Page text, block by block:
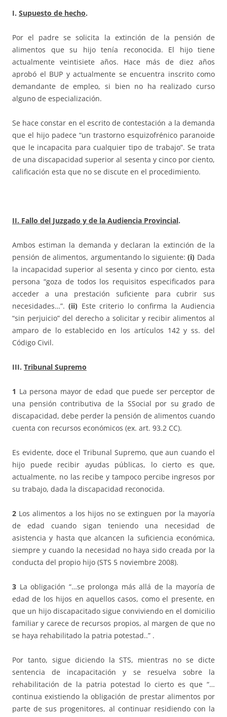
I. Supuesto de hecho.
Por el padre se solicita la extinción de la pensión de
alimentos que su hijo tenía reconocida. El hijo tiene
actualmente veintisiete años. Hace más de diez años
aprobó el BUP y actualmente se encuentra inscrito como
demandante de empleo, si bien no ha realizado curso
alguno de especialización.
Se hace constar en el escrito de contestación a la demanda
que el hijo padece “un trastorno esquizofrénico paranoide
que le incapacita para cualquier tipo de trabajo”. Se trata
de una discapacidad superior al sesenta y cinco por ciento,
calificación esta que no se discute en el procedimiento.
II. Fallo del Juzgado y de la Audiencia Provincial.
Ambos estiman la demanda y declaran la extinción de la
pensión de alimentos, argumentando lo siguiente:(i) Dada
la incapacidad superior al sesenta y cinco por ciento, esta
persona “goza de todos los requisitos especificados para
acceder a una prestación suficiente para cubrir sus
necesidades…”.(ii) Este criterio lo confirma la Audiencia
“sin perjuicio” del derecho a solicitar y recibir alimentos al
amparo de lo establecido en los artículos 142 y ss. del
Código Civil.
III. Tribunal Supremo
1 La persona mayor de edad que puede ser perceptor de
una pensión contributiva de la SSocial por su grado de
discapacidad, debe perder la pensión de alimentos cuando
cuenta con recursos económicos (ex. art. 93.2 CC).
Es evidente, doce el Tribunal Supremo, que aun cuando el
hijo puede recibir ayudas públicas, lo cierto es que,
actualmente, no las recibe y tampoco percibe ingresos por
su trabajo, dada la discapacidad reconocida.
2 Los alimentos a los hijos no se extinguen por la mayoría
de edad cuando sigan teniendo una necesidad de
asistencia y hasta que alcancen la suficiencia económica,
siempre y cuando la necesidad no haya sido creada por la
conducta del propio hijo (STS 5 noviembre 2008).
3 La obligación “…se prolonga más allá de la mayoría de
edad de los hijos en aquellos casos, como el presente, en
que un hijo discapacitado sigue conviviendo en el domicilio
familiar y carece de recursos propios, al margen de que no
se haya rehabilitado la patria potestad..” .
Por tanto, sigue diciendo la STS, mientras no se dicte
sentencia de incapacitación y se resuelva sobre la
rehabilitación de la patria potestad lo cierto es que “…
continua existiendo la obligación de prestar alimentos por
parte de sus progenitores, al continuar residiendo con la